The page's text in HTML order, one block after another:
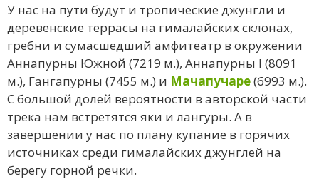
У нас на пути будут и тропические джунгли и
деревенские террасы на гималайских склонах,
гребни и сумасшедший амфитеатр в окружении
Аннапурны Южной (7219 м.), Аннапурны I (8091
м.), Гангапурны (7455 м.) и Мачапучаре(6993 м.).
С большой долей вероятности в авторской части
трека нам встретятся яки и лангуры. А в
завершении у нас по плану купание в горячих
источниках среди гималайских джунглей на
берегу горной речки.